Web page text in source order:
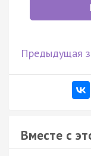
Предыдущая
Вместе с